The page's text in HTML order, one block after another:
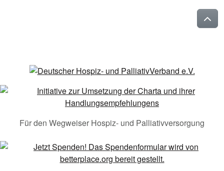
Für den Wegweiser Hospiz- und Palliativversorgung